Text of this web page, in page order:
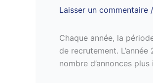
Laisser un commentaire
Chaque année, la
de recrutement.
nombre d’annonces